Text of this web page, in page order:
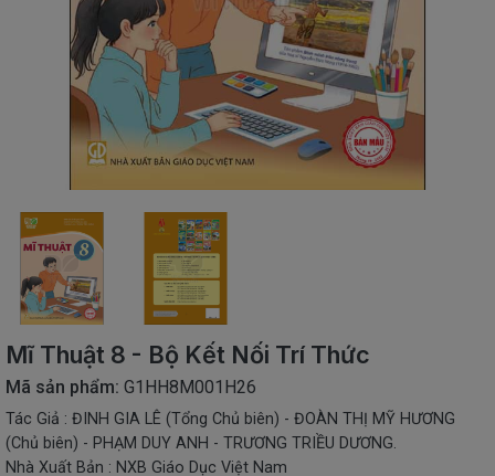
SÁCH
THIẾU
SÁCH
TIẾNG
SÁCH
NGOẠI
NGỮ
VPP
-
ĐỒ
DÙNG
SINH
QUÀ
TẶNG
-
ĐỒ
Mĩ Thuật 8 - Bộ Kết Nối Trí Thức
Mã sản phẩm: G1HH8M001H26
Tác Giả : ĐINH GIA LÊ (Tổng Chủ biên) - ĐOÀN THỊ MỸ HƯƠNG
(Chủ biên) - PHẠM DUY ANH - TRƯƠNG TRIỀU DƯƠNG.
Nhà Xuất Bản : NXB Giáo Dục Việt Nam